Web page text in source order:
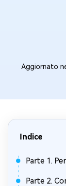
Aggiornato
Indice
Parte 1.
Parte 2.